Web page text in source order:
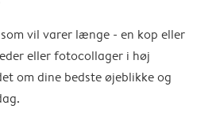
vil varer længe - en kop eller
eller fotocollager i høj
om dine bedste øjeblikke og